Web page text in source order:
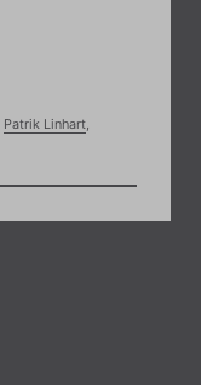
Patrik Linhart,